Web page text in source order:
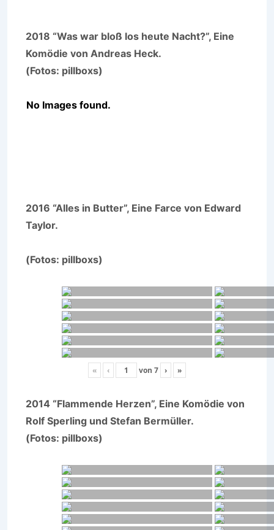
2018 “Was war bloß los heute Nacht?”, Eine
Komödie von Andreas Heck.
(Fotos: pillboxs)
No Images found.
2016 “Alles in Butter”, Eine Farce von Edward
Taylor.
(Fotos: pillboxs)
« ‹ von 7 › »
2014 “Flammende Herzen”, Eine Komödie von
Rolf Sperling und Stefan Bermüller.
(Fotos: pillboxs)